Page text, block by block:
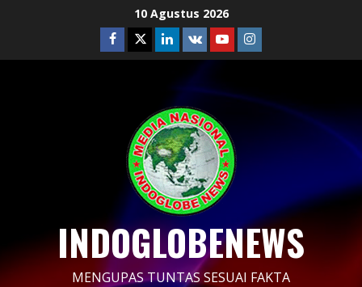
10 Agustus 2026
Facebook
TwitterLinkedin
VK YoutubeInstagram
INDOGLOBENEWS
MENGUPAS TUNTAS SESUAI FAKTA